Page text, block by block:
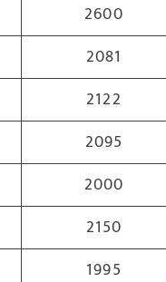
2600
2081
2122
2095
2000
2150
1995